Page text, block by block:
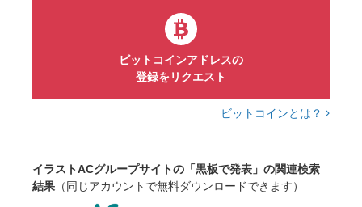
ビットコインアドレスの
登録をリクエスト
ビットコインとは？
イラストACグループサイトの「黒板で発表」の関連検索
結果 （同じアカウントで無料ダウンロードできます）